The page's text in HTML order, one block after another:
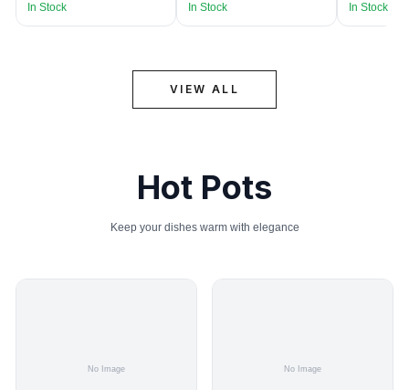
In Stock In Stock In Stock
VIEW ALL
Hot Pots
Keep your dishes warm with elegance